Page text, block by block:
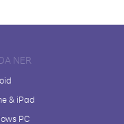
NER
& iPad
PC